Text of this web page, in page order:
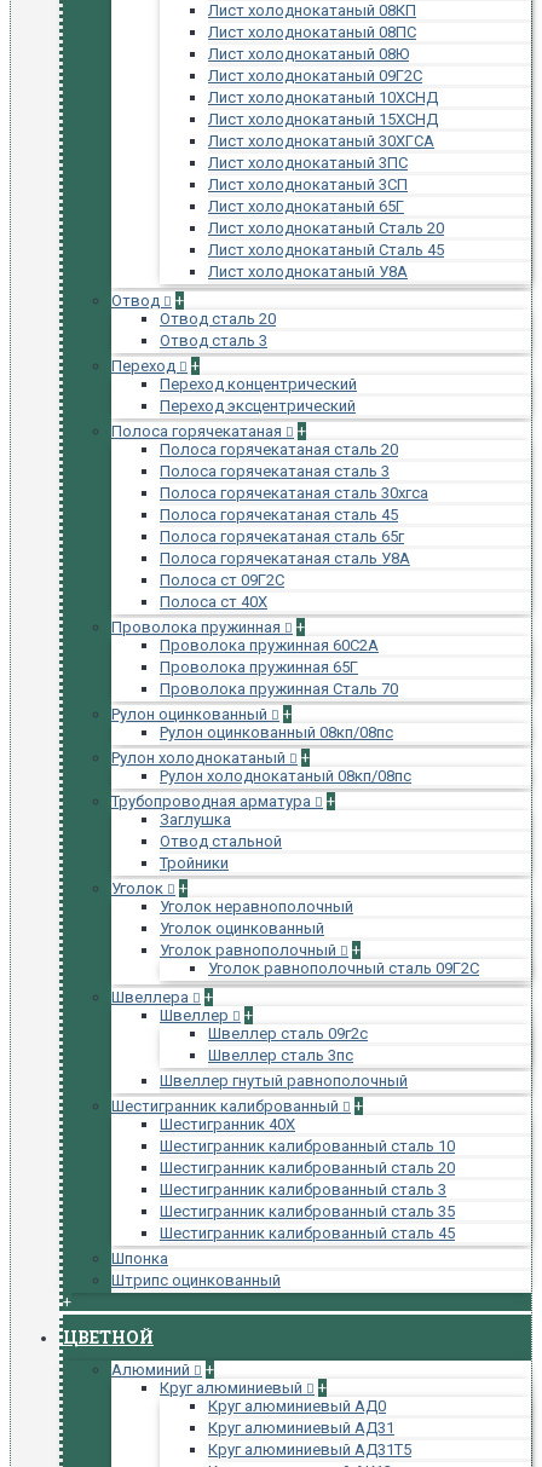
Лист холоднокатаный 08КП
Лист холоднокатаный 08ПС
Лист холоднокатаный 08Ю
Лист холоднокатаный 09Г2С
Лист холоднокатаный 10ХСНД
Лист холоднокатаный 15ХСНД
Лист холоднокатаный 30ХГСА
Лист холоднокатаный 3ПС
Лист холоднокатаный 3СП
Лист холоднокатаный 65Г
Лист холоднокатаный Сталь 20
Лист холоднокатаный Сталь 45
Лист холоднокатаный У8А
Отвод
+
Отвод сталь 20
Отвод сталь 3
Переход
+
Переход концентрический
Переход эксцентрический
Полоса горячекатаная
+
Полоса горячекатаная сталь 20
Полоса горячекатаная сталь 3
Полоса горячекатаная сталь 30хгса
Полоса горячекатаная сталь 45
Полоса горячекатаная сталь 65г
Полоса горячекатаная сталь У8А
Полоса ст 09Г2С
Полоса ст 40Х
Проволока пружинная
+
Проволока пружинная 60С2А
Проволока пружинная 65Г
Проволока пружинная Сталь 70
Рулон оцинкованный
+
Рулон оцинкованный 08кп/08пс
Рулон холоднокатаный
+
Рулон холоднокатаный 08кп/08пс
Трубопроводная арматура
+
Заглушка
Отвод стальной
Тройники
Уголок
+
Уголок неравнополочный
Уголок оцинкованный
Уголок равнополочный
+
Уголок равнополочный сталь 09Г2С
Швеллера
+
Швеллер
+
Швеллер сталь 09г2с
Швеллер сталь 3пс
Швеллер гнутый равнополочный
Шестигранник калиброванный
+
Шестигранник 40Х
Шестигранник калиброванный сталь 10
Шестигранник калиброванный сталь 20
Шестигранник калиброванный сталь 3
Шестигранник калиброванный сталь 35
Шестигранник калиброванный сталь 45
Шпонка
Штрипс оцинкованный
+
ЦВЕТНОЙ
Алюминий
+
Круг алюминиевый
+
Круг алюминиевый АД0
Круг алюминиевый АД31
Круг алюминиевый АД31Т5